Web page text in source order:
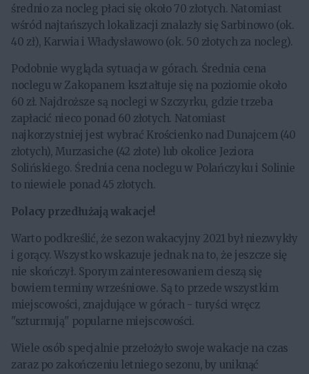
średnio za nocleg płaci się około 70 złotych. Natomiast
wśród najtańszych lokalizacji znalazły się Sarbinowo (ok.
40 zł), Karwia i Władysławowo (ok. 50 złotych za nocleg).
Podobnie wygląda sytuacja w górach. Średnia cena
noclegu w Zakopanem kształtuje się na poziomie około
60 zł. Najdroższe są noclegi w Szczyrku, gdzie trzeba
zapłacić nieco ponad 60 złotych. Natomiast
najkorzystniej jest wybrać Krościenko nad Dunajcem (40
złotych), Murzasiche (42 złote) lub okolice Jeziora
Solińskiego. Średnia cena noclegu w Polańczyku i Solinie
to niewiele ponad 45 złotych.
Polacy przedłużają wakacje!
Warto podkreślić, że sezon wakacyjny 2021 był niezwykły
i gorący. Wszystko wskazuje jednak na to, że jeszcze się
nie skończył. Sporym zainteresowaniem cieszą się
bowiem terminy wrześniowe. Są to przede wszystkim
miejscowości, znajdujące w górach - turyści wręcz
"szturmują" popularne miejscowości.
Wiele osób specjalnie przełożyło swoje wakacje na czas
zaraz po zakończeniu letniego sezonu, by uniknąć